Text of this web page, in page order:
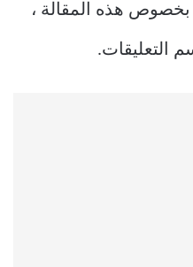
هذه المقالة ،
التعليقات.